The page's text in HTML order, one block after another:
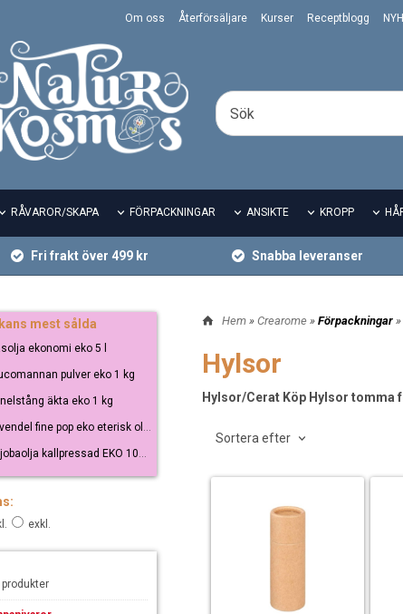
Om oss Återförsäljare Kurser Receptblogg
RÅVAROR/SKAPA FÖRPACKNINGAR ANSIKTE KROPP
Fri frakt över 499 kr Snabba leveranser
mest sålda
ekonomi eko 5 l
pulver eko 1 kg
äkta eko 1 kg
4. Lavendel fine pop eko eterisk olja 10 ml
5. Jojobaolja kallpressad EKO 100 ml
exkl.
produkter
Hem » Crearome » Förpackningar
Hylsor
Hylsor/Cerat Köp Hylsor tomma
Sortera efter